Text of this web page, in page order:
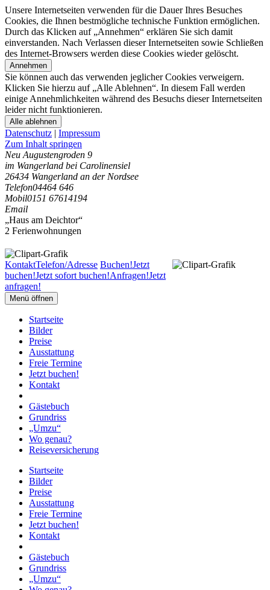
Unsere Internetseiten verwenden für die Dauer Ihres Besuches
Cookies, die Ihnen bestmögliche technische Funktion ermöglichen.
Durch das Klicken auf „Annehmen“ erklären Sie sich damit
einverstanden. Nach Verlassen dieser Internetseiten sowie Schließen
des Internet-Browsers werden diese Cookies wieder gelöscht.
Annehmen
Sie können auch das verwenden jeglicher Cookies verweigern.
Klicken Sie hierzu auf „Alle Ablehnen“. In diesem Fall werden
einige Annehmlichkeiten während des Besuchs dieser Internetseiten
leider nicht funktionieren.
Alle ablehnen
Datenschutz | Impressum
Zum Inhalt springen
Neu Augustengroden 9
im Wangerland bei Carolinensiel
26434 Wangerland an der Nordsee
Telefon04464 646
Mobil0151 67614194
Email
„Haus am Deichtor“
2 Ferienwohnungen
KontaktTelefon/Adresse Buchen!Jetzt
buchen!Jetzt sofort buchen!Anfragen!Jetzt
anfragen!
Menü öffnen
Startseite
Bilder
Preise
Ausstattung
Freie Termine
Jetzt buchen!
Kontakt
Gästebuch
Grundriss
„Umzu“
Wo genau?
Reiseversicherung
Startseite
Bilder
Preise
Ausstattung
Freie Termine
Jetzt buchen!
Kontakt
Gästebuch
Grundriss
„Umzu“